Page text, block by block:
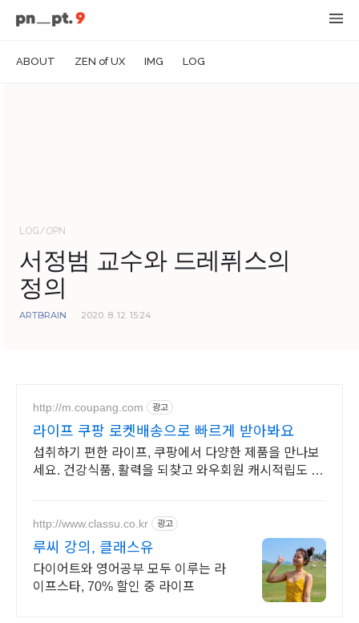
ABOUT ZEN of UX IMG LOG
LOG/OPN
서정범 교수와 드레퓌스의
정의
ARTBRAIN 2020. 8. 12. 15:24
http://m.coupang.com 광고
라이프 쿠팡 로켓배송으로 빠르게 받아봐요
섭취하기 편한 라이프, 쿠팡에서 다양한 제품을 만나보
세요. 건강식품, 활력을 되찾고 와우회원 캐시적립도 받
http://www.classu.co.kr 광고
루씨 강의, 클래스유
다이어트와 영어공부 모두 이루는 라
이프스타, 70% 할인 중 라이프